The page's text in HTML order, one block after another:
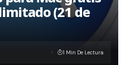
(21 de
1 Min De Lectura